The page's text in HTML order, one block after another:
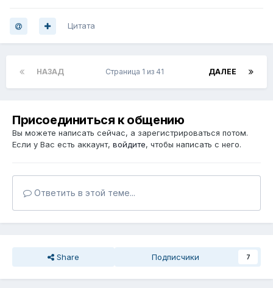
Цитата
НАЗАД ДАЛЕЕ
Страница 1 из 41
Присоединиться к общению
Вы можете написать сейчас, а зарегистрироваться потом.
Если у Вас есть аккаунт, войдите, чтобы написать с него.
Ответить в этой теме...
Share Подписчики 7